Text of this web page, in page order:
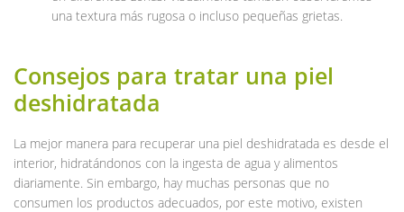
una textura más rugosa o incluso pequeñas grietas.
Consejos para tratar una piel
deshidratada
La mejor manera para recuperar una piel deshidratada es desde el
interior, hidratándonos con la ingesta de agua y alimentos
diariamente. Sin embargo, hay muchas personas que no
consumen los productos adecuados, por este motivo, existen